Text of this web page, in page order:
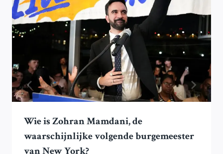
Wie is Zohran Mamdani, de
waarschijnlijke volgende burgemeester
van New York?